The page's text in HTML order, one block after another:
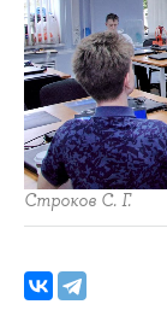
Строков С. Г.